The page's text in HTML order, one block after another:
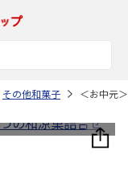
その他和菓子 ＜お中元